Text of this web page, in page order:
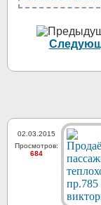
02.03.2015
Просмотров:
684